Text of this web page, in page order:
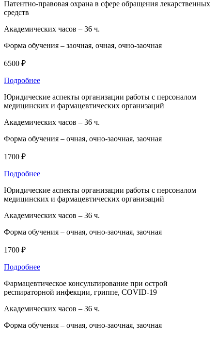
Патентно-правовая охрана в сфере обращения лекарственных
средств
Академических часов – 36 ч.
Форма обучения – заочная, очная, очно-заочная
6500 ₽
Подробнее
Юридические аспекты организации работы с персоналом
медицинских и фармацевтических организаций
Академических часов – 36 ч.
Форма обучения – очная, очно-заочная, заочная
1700 ₽
Подробнее
Юридические аспекты организации работы с персоналом
медицинских и фармацевтических организаций
Академических часов – 36 ч.
Форма обучения – очная, очно-заочная, заочная
1700 ₽
Подробнее
Фармацевтическое консультирование при острой
респираторной инфекции, гриппе, COVID-19
Академических часов – 36 ч.
Форма обучения – очная, очно-заочная, заочная